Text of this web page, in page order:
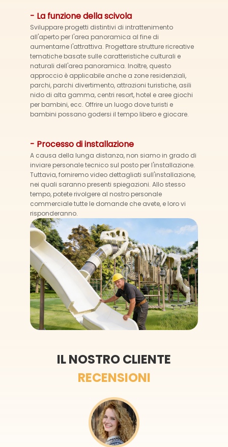
- La funzione della scivola
Sviluppare progetti distintivi di intrattenimento
all'aperto per l'area panoramica al fine di
aumentarne l'attrattiva. Progettare strutture ricreative
tematiche basate sulle caratteristiche culturali e
naturali dell'area panoramica. Inoltre, questo
approccio è applicabile anche a zone residenziali,
parchi, parchi divertimento, attrazioni turistiche, asili
nido di alta gamma, centri resort, hotel e aree giochi
per bambini, ecc. Offrire un luogo dove turisti e
bambini possano godersi il tempo libero e giocare.
- Processo di installazione
A causa della lunga distanza, non siamo in grado di
inviare personale tecnico sul posto per l'installazione.
Tuttavia, forniremo video dettagliati sull'installazione,
nei quali saranno presenti spiegazioni. Allo stesso
tempo, potete rivolgere al nostro personale
commerciale tutte le domande che avete, e loro vi
risponderanno.
IL NOSTRO CLIENTE
RECENSIONI